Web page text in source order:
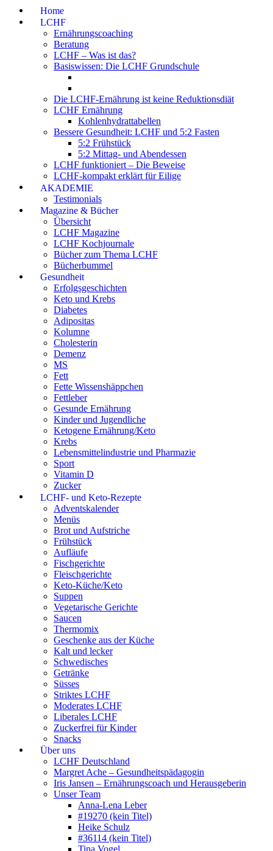
Home
LCHF
Ernährungscoaching
Beratung
LCHF – Was ist das?
Basiswissen: Die LCHF Grundschule
Die LCHF-Ernährung ist keine Reduktionsdiät
LCHF Ernährung
Kohlenhydrattabellen
Bessere Gesundheit: LCHF und 5:2 Fasten
5:2 Frühstück
5:2 Mittag- und Abendessen
LCHF funktioniert – Die Beweise
LCHF-kompakt erklärt für Eilige
AKADEMIE
Testimonials
Magazine & Bücher
Übersicht
LCHF Magazine
LCHF Kochjournale
Bücher zum Thema LCHF
Bücherbummel
Gesundheit
Erfolgsgeschichten
Keto und Krebs
Diabetes
Adipositas
Kolumne
Cholesterin
Demenz
MS
Fett
Fette Wissenshäppchen
Fettleber
Gesunde Ernährung
Kinder und Jugendliche
Ketogene Ernährung/Keto
Krebs
Lebensmittelindustrie und Pharmazie
Sport
Vitamin D
Zucker
LCHF- und Keto-Rezepte
Adventskalender
Menüs
Brot und Aufstriche
Frühstück
Aufläufe
Fischgerichte
Fleischgerichte
Keto-Küche/Keto
Suppen
Vegetarische Gerichte
Saucen
Thermomix
Geschenke aus der Küche
Kalt und lecker
Schwedisches
Getränke
Süsses
Striktes LCHF
Moderates LCHF
Liberales LCHF
Zuckerfrei für Kinder
Snacks
Über uns
LCHF Deutschland
Margret Ache – Gesundheitspädagogin
Iris Jansen – Ernährungscoach und Herausgeberin
Unser Team
Anna-Lena Leber
#19270 (kein Titel)
Heike Schulz
#36114 (kein Titel)
Tina Vogel